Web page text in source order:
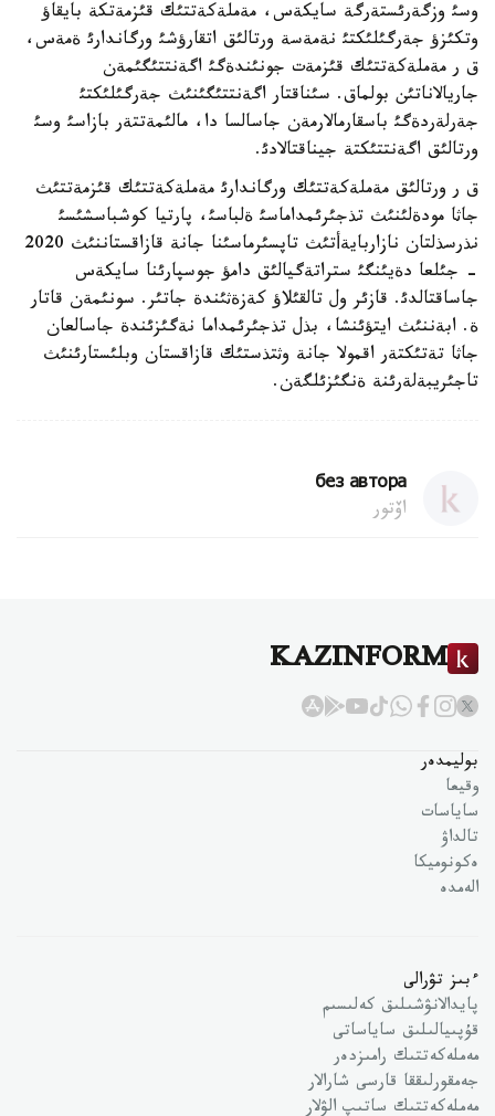
وسئ وزگةرئستةرگة سايكةس، مةملةكةتتئك قئزمةتكة بايقاؤ
وتكئزؤ جةرگئلئكتئ نةمةسة ورتالئق اتقارؤشئ ورگاندارئ ةمةس،
ق ر مةملةكةتتئك قئزمةت جونئندةگئ اگةنتتئگئمةن
جاريالاناتئن بولماق. سئناقتار اگةنتتئگئنئث جةرگئلئكتئ
جةرلةردةگئ باسقارمالارمةن جاسالسا دا، مالئمةتتةر بازاسئ وسئ
ورتالئق اگةنتتئكتة جيناقتالادئ.
ق ر ورتالئق مةملةكةتتئك ورگاندارئ مةملةكةتتئك قئزمةتتئث
جاثا مودةلئنئث تذجئرئمداماسئ ةلباسئ، پارتيا كوشباسشئسئ
نذرسذلتان نازاربايةأتئث تاپسئرماسئنا جانة قازاقستاننئث 2020
- جئلعا دةيئنگئ ستراتةگيالئق دامؤ جوسپارئنا سايكةس
جاساقتالدئ. قازئر ول تالقئلاؤ كةزةثئندة جاتئر. سونئمةن قاتار
ة. ابةننئث ايتؤئنشا، بذل تذجئرئمداما نةگئزئندة جاسالعان
جاثا تةتئكتةر اقمولا جانة وثتذستئك قازاقستان وبلئستارئنئث
تاجئريبةلةرئنة ةنگئزئلگةن.
без автора
اۆتور
KAZINFORM
بوليمدەر
وقيعا
ساياسات
تالداۋ
ەكونوميكا
الەمدە
ءبىز تۋرالى
پايدالانۋشىلىق كەلىسىم
قۇپىيالىلىق ساياساتى
مەملەكەتتىك رامىزدەر
جەمقورلىققا قارسى شارالار
مەملەكەتتىك ساتىپ الۋلار